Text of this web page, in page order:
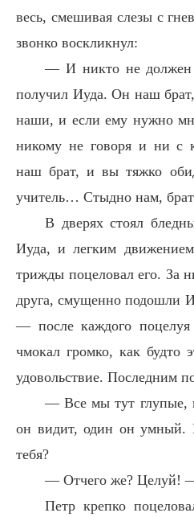
весь, смешивая слезы с
звонко воскликнул:
— И никто не должен
получил Иуда. Он наш
наши, и если ему нужно
никому не говоря и ни с
наш брат, и вы тяжко
учитель… Стыдно нам,
В дверях стоял
Иуда, и легким
трижды поцеловал его. За
друга, смущенно подошли
— после каждого
чмокал громко, как будто
удовольствие. Последним
— Все мы тут глупые,
он видит, один он умный.
тебя?
— Отчего же? Целуй! —
Петр крепко